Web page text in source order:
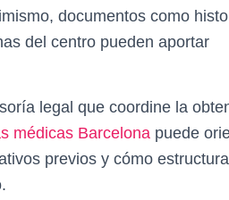
documentos como
del centro pueden aportar
legal que coordine la
médicas Barcelona puede
previos y cómo